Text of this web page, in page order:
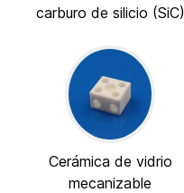
carburo de silicio (SiC)
Cerámica de vidrio
mecanizable